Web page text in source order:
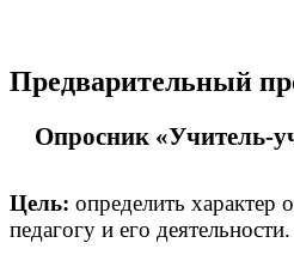
Предварительный
Опросник «Учитель-
Цель: определить характер
педагогу и его деятельности.